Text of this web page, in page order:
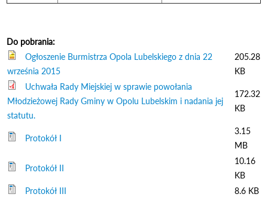
Do pobrania:
Ogłoszenie Burmistrza Opola Lubelskiego z dnia 22
września 2015
205.28
KB
Uchwała Rady Miejskiej w sprawie powołania
Młodzieżowej Rady Gminy w Opolu Lubelskim i nadania jej
statutu.
172.32
KB
Protokół I
3.15
MB
Protokół II
10.16
KB
Protokół III
8.6 KB